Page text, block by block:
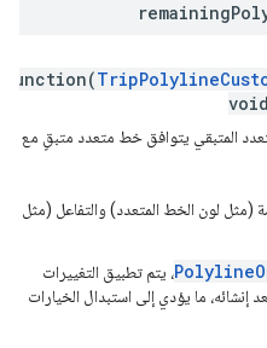
remaining
المتبقي يتوافق خط متعدد متبقٍ مع
لون الخط المتعدد) والتفاعل (مثل
، يتم تطبيق التغييرات
إنشائه، ما يؤدي إلى استبدال الخيارات